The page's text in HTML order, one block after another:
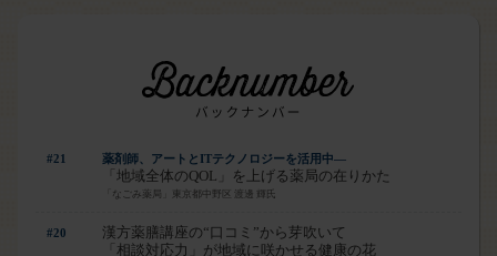
#21 薬剤師、アートとITテクノロジーを活用中―
「地域全体のQOL」を上げる薬局の在りかた
「なごみ薬局」東京都中野区 渡邊 輝氏
#20
漢方薬膳講座の“口コミ”から芽吹いて
「相談対応力」が地域に咲かせる健康の花